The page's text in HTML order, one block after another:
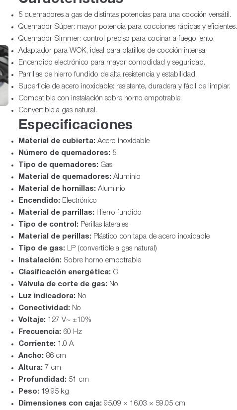
5 quemadores a gas de distintas potencias para una cocción versátil.
Quemador Súper: mayor potencia para cocciones rápidas y eficientes.
Quemador Simmer: control preciso para cocinar a fuego lento.
Adaptador para WOK, ideal para platillos de cocción intensa.
Encendido electrónico para mayor comodidad y seguridad.
Parrillas de hierro fundido de alta resistencia y estabilidad.
Superficie de acero inoxidable: resistente, duradera y fácil de limpiar.
Compatible con instalación sobre horno empotrable.
Convertible a gas natural.
Especificaciones
Material de cubierta: Acero inoxidable
Número de quemadores: 5
Tipo de quemadores: Gas
Material de quemadores: Aluminio
Material de hornillas: Aluminio
Encendido: Electrónico
Material de parrillas: Hierro fundido
Tipo de control: Perillas laterales
Material de perillas: Plástico con tapa de acero inoxidable
Tipo de gas: LP (convertible a gas natural)
Instalación: Sobre horno empotrable
Clasificación energética: C
Válvula de corte de gas: No
Luz indicadora: No
Conectividad: No
Voltaje: 127 V~ ±10%
Frecuencia: 60 Hz
Corriente: 1.0 A
Ancho: 86 cm
Altura: 7 cm
Profundidad: 51 cm
Peso: 19.95 kg
Dimensiones con caja: 95.09 × 16.03 × 59.05 cm